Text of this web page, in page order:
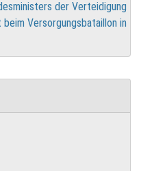
der Verteidigung
Versorgungsbataillon in